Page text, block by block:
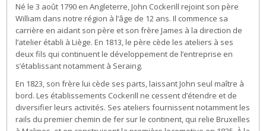
Né le 3 août 1790 en Angleterre, John Cockerill rejoint son père
William dans notre région à l’âge de 12 ans. Il commence sa
carrière en aidant son père et son frère James à la direction de
l’atelier établi à Liège. En 1813, le père cède les ateliers à ses
deux fils qui continuent le développement de l’entreprise en
s’établissant notamment à Seraing.
En 1823, son frère lui cède ses parts, laissant John seul maître à
bord. Les établissements Cockerill ne cessent d’étendre et de
diversifier leurs activités. Ses ateliers fournissent notamment les
rails du premier chemin de fer sur le continent, qui relie Bruxelles